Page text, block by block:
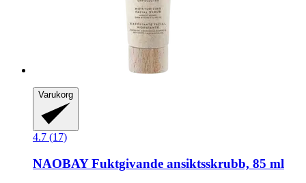
Varukorg
4.7 (17)
NAOBAYFuktgivande ansiktsskrubb, 85 ml